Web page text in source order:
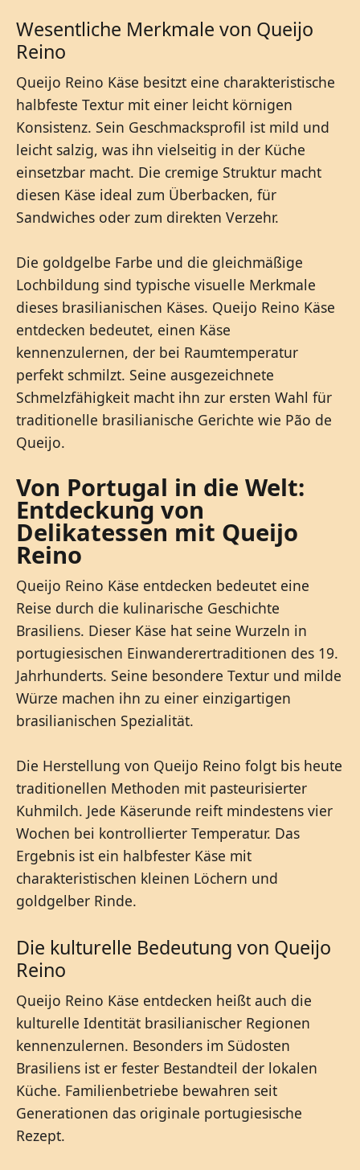
Wesentliche Merkmale von Queijo
Reino
Queijo Reino Käse besitzt eine charakteristische
halbfeste Textur mit einer leicht körnigen
Konsistenz. Sein Geschmacksprofil ist mild und
leicht salzig, was ihn vielseitig in der Küche
einsetzbar macht. Die cremige Struktur macht
diesen Käse ideal zum Überbacken, für
Sandwiches oder zum direkten Verzehr.
Die goldgelbe Farbe und die gleichmäßige
Lochbildung sind typische visuelle Merkmale
dieses brasilianischen Käses. Queijo Reino Käse
entdecken bedeutet, einen Käse
kennenzulernen, der bei Raumtemperatur
perfekt schmilzt. Seine ausgezeichnete
Schmelzfähigkeit macht ihn zur ersten Wahl für
traditionelle brasilianische Gerichte wie Pão de
Queijo.
Von Portugal in die Welt:
Entdeckung von
Delikatessen mit Queijo
Reino
Queijo Reino Käse entdecken bedeutet eine
Reise durch die kulinarische Geschichte
Brasiliens. Dieser Käse hat seine Wurzeln in
portugiesischen Einwanderertraditionen des 19.
Jahrhunderts. Seine besondere Textur und milde
Würze machen ihn zu einer einzigartigen
brasilianischen Spezialität.
Die Herstellung von Queijo Reino folgt bis heute
traditionellen Methoden mit pasteurisierter
Kuhmilch. Jede Käserunde reift mindestens vier
Wochen bei kontrollierter Temperatur. Das
Ergebnis ist ein halbfester Käse mit
charakteristischen kleinen Löchern und
goldgelber Rinde.
Die kulturelle Bedeutung von Queijo
Reino
Queijo Reino Käse entdecken heißt auch die
kulturelle Identität brasilianischer Regionen
kennenzulernen. Besonders im Südosten
Brasiliens ist er fester Bestandteil der lokalen
Küche. Familienbetriebe bewahren seit
Generationen das originale portugiesische
Rezept.